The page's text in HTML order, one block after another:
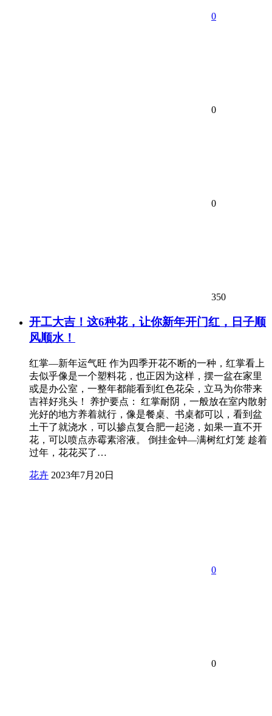
0
0
0
350
开工大吉！这6种花，让你新年开门红，日子顺
风顺水！
红掌—新年运气旺 作为四季开花不断的一种，红掌看上
去似乎像是一个塑料花，也正因为这样，摆一盆在家里
或是办公室，一整年都能看到红色花朵，立马为你带来
吉祥好兆头！ 养护要点： 红掌耐阴，一般放在室内散射
光好的地方养着就行，像是餐桌、书桌都可以，看到盆
土干了就浇水，可以掺点复合肥一起浇，如果一直不开
花，可以喷点赤霉素溶液。 倒挂金钟—满树红灯笼 趁着
过年，花花买了…
花卉 2023年7月20日
0
0